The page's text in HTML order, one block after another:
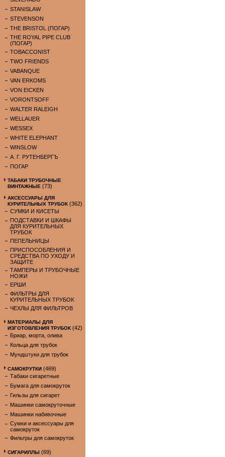
STANISLAW
STEVENSON
THE BRISTOL (ПОГАР)
THE ROYAL PIPE CLUB
(ПОГАР)
TOBACCONIST
TWO FRIENDS
VABANQUE
VAN ERKOMS
VON EICKEN
VORONTSOFF
WALTER RALEIGH
WELLAUER
WESSEX
WHITE ELEPHANT
WINSLOW
А. Г. РУТЕНБЕРГЪ
ПОГАР
ТАБАКИ ТРУБОЧНЫЕ
ВИНТАЖНЫЕ (73)
АКСЕССУАРЫ ДЛЯ
КУРИТЕЛЬНЫХ ТРУБОК (362)
СУМКИ И КИСЕТЫ
ПОДСТАВКИ И ШКАФЫ
ДЛЯ КУРИТЕЛЬНЫХ
ТРУБОК
ПЕПЕЛЬНИЦЫ
ПРИСПОСОБЛЕНИЯ И
СРЕДСТВА ПО УХОДУ И
ЗАЩИТЕ
ТАМПЕРЫ И ТРУБОЧНЫЕ
НОЖИ
ЕРШИ
ФИЛЬТРЫ ДЛЯ
КУРИТЕЛЬНЫХ ТРУБОК
ЧЕХЛЫ ДЛЯ ФИЛЬТРОВ
МАТЕРИАЛЫ ДЛЯ
ИЗГОТОВЛЕНИЯ ТРУБОК (42)
Бриар, морта, олива
Кольца для трубок
Мундштуки для трубок
САМОКРУТКИ (469)
Табаки сигаретные
Бумага для самокруток
Гильзы для сигарет
Машинки самокруточные
Машинки набивочные
Сумки и аксессуары для
самокруток
Фильтры для самокруток
СИГАРИЛЛЫ (69)